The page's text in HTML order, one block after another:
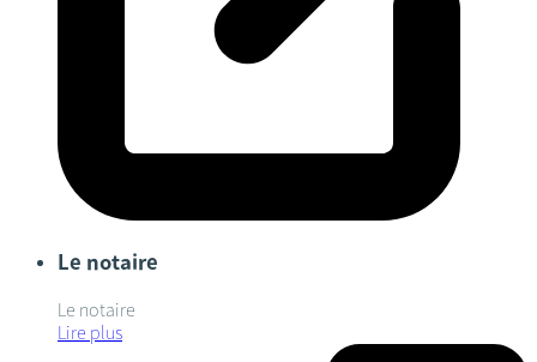
Le notaire
Le notaire
Lire plus